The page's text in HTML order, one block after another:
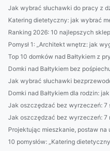
Jak wybrać słuchawki do pracy z
Katering dietetyczny: jak wybrać
Ranking 2026: 10 najlepszych
Pomysł 1: „Architekt wnętrz: jak
Top 10 domków nad Bałtykiem z
Domki nad Bałtykiem bez
Jak wybrać słuchawki
Domki nad Bałtykiem dla rodzin:
Jak oszczędzać bez wyrzeczeń: 7
Jak oszczędzać bez wyrzeczeń:
Projektując mieszkanie, postaw na
10 pomysłów: „Katering